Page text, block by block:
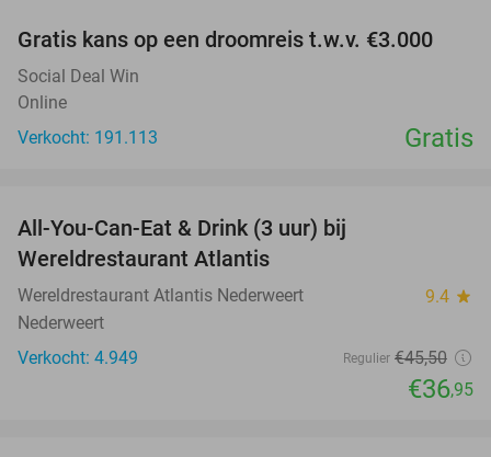
Gratis kans op een droomreis t.w.v. €3.000
Social Deal Win
Online
Verkocht: 191.113
Gratis
All-You-Can-Eat & Drink (3 uur) bij
Wereldrestaurant Atlantis
Wereldrestaurant Atlantis Nederweert 9.4 star
Nederweert
Verkocht: 4.949
Regulier €45,50
€36,95